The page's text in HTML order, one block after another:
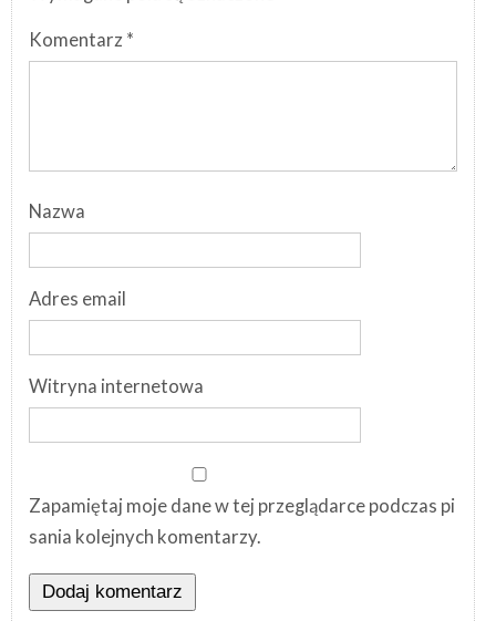
Komentarz *
Nazwa
Adres email
Witryna internetowa
Zapamiętaj moje dane w tej przeglądarce podczas pi
sania kolejnych komentarzy.